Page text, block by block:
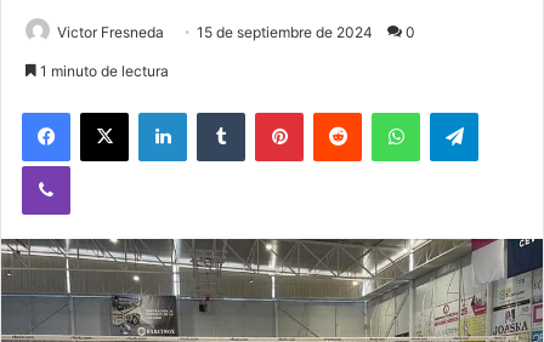
Victor Fresneda 15 de septiembre de 2024 0
1 minuto de lectura